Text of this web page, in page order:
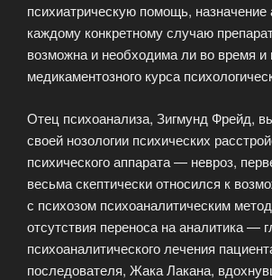
психиатрическую помощь, назначение
каждому конкретному случаю
возможна и необходима ли во время и
медикаментозного курса
Отец психоанализа, Зигмунд Фрейд,
своей нозологии психических
психического аппарата — невроз,
весьма скептически относился к
с психозом психоаналитическим
отсутствия переноса на аналитика —
психоаналитического лечения
последователя, Жака Лакана,